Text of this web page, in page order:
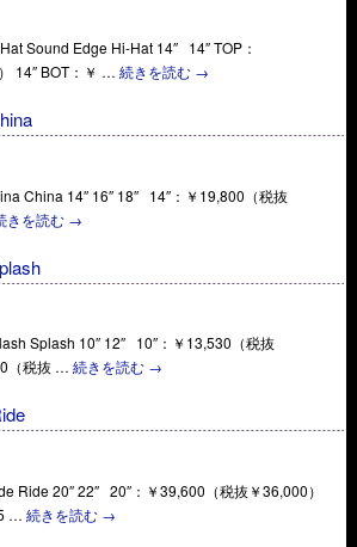
Sound Edge Hi-Hat 14″ 14″ TOP：
14″ BOT：￥ …続きを読む →
China 14″ 16″ 18″ 14″：￥19,800（税抜
きを読む →
Splash 10″ 12″ 10″：￥13,530（税抜
（税抜 …続きを読む →
Ride 20″ 22″ 20″：￥39,600（税抜￥36,000）
…続きを読む →